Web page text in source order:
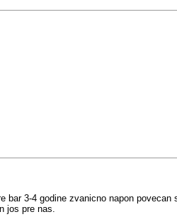
3-4 godine zvanicno napon
jos pre nas.